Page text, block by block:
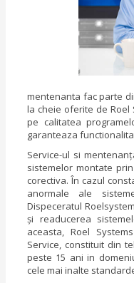
mentenanta fac parte
la cheie oferite de Roel
pe calitatea
garanteaza
Service-ul si
sistemelor montate
corectiva. În cazul
anormale ale
Dispeceratul
şi readucerea
aceasta, Roel
Service, constituit din
peste 15 ani in
cele mai inalte